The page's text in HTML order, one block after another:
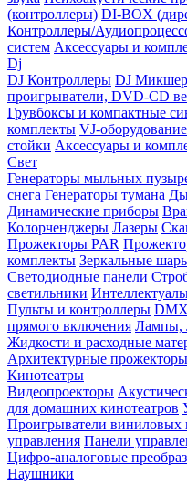
(контроллеры) DI-BOX
Контроллеры/
систем Аксессуары и
Dj
DJ Контроллеры DJ
проигрыватели, DVD-CD
Грувбоксы и компактные
комплекты VJ-оборудование
стойки Аксессуары и
Свет
Генераторы мыльных
снега Генераторы тумана
Динамические приборы
Колорченджеры Лазеры
Прожекторы PAR
комплекты Зеркальные
Светодиодные панели
светильники
Пульты и контроллеры
прямого включения Лампы,
Жидкости и расходные
Архитектурные
Кинотеатры
Видеопроекторы
для домашних кинотеатров
Проигрыватели виниловых
управления Панели
Цифро-аналоговые
Наушники